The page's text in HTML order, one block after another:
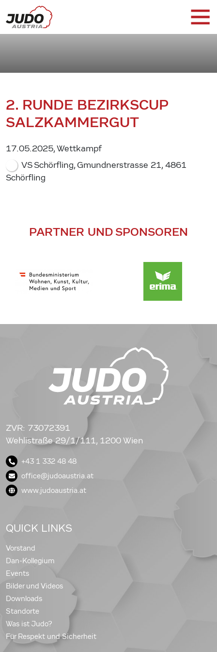
2. RUNDE BEZIRKSCUP
SALZKAMMERGUT
17.05.2025, Wettkampf
VS Schörfling, Gmundnerstrasse 21, 4861
Schörfling
PARTNER UND SPONSOREN
ZVR: 73072391
Wehlistraße 29/1/111, 1200 Wien
+43 1 332 48 48
office@judoaustria.at
www.judoaustria.at
QUICK LINKS
Vorstand
Dan-Kollegium
Events
Bilder und Videos
Downloads
Standorte
Was ist Judo?
Für Respekt und Sicherheit